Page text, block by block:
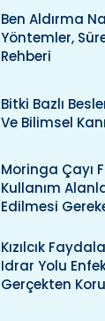
Ben Aldırma
Yöntemler,
Rehberi
Bitki Bazlı
Ve Bilimsel
Moringa Çayı
Kullanım
Edilmesi
Kızılcık
Idrar Yolu
Gerçekten